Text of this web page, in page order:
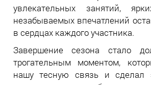
увлекательных занятий,
незабываемых впечатлений
в сердцах каждого участника.
Завершение сезона стало
трогательным моментом,
нашу тесную связь и сделал